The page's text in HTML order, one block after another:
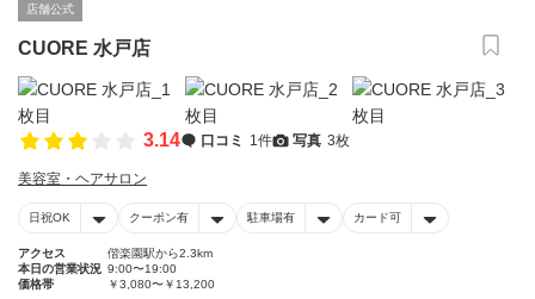
店舗公式
CUORE 水戸店
3.14 口コミ 1件 写真 3枚
美容室・ヘアサロン
日祝OK クーポン有 駐車場有 カード可
アクセス
偕楽園駅から2.3km
本日の営業状況 9:00〜19:00
価格帯
￥3,080〜￥13,200